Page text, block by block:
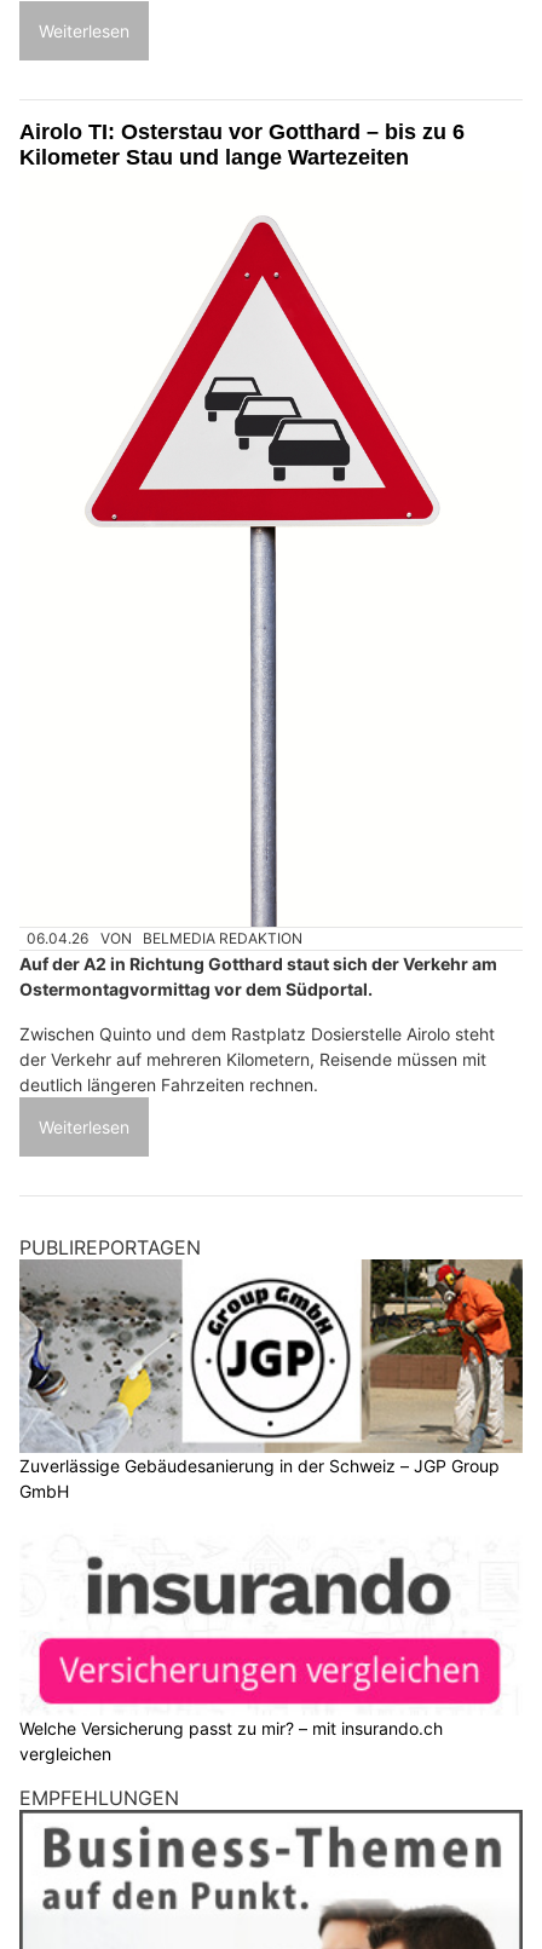
Weiterlesen
Airolo TI: Osterstau vor Gotthard – bis zu 6
Kilometer Stau und lange Wartezeiten
06.04.26 VON BELMEDIA REDAKTION
Auf der A2 in Richtung Gotthard staut sich der Verkehr am
Ostermontagvormittag vor dem Südportal.
Zwischen Quinto und dem Rastplatz Dosierstelle Airolo steht
der Verkehr auf mehreren Kilometern, Reisende müssen mit
deutlich längeren Fahrzeiten rechnen.
Weiterlesen
PUBLIREPORTAGEN
Zuverlässige Gebäudesanierung in der Schweiz – JGP Group
GmbH
Welche Versicherung passt zu mir? – mit insurando.ch
vergleichen
EMPFEHLUNGEN